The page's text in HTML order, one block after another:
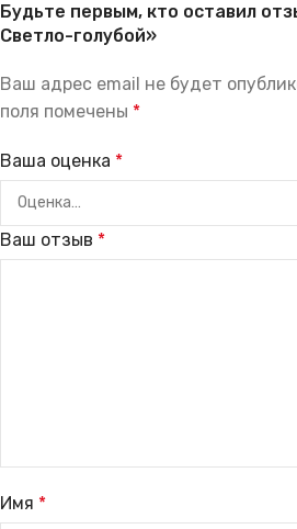
Будьте первым, кто оставил
Светло-голубой»
Ваш адрес email не будет
поля помечены *
Ваша оценка *
Ваш отзыв *
Имя *